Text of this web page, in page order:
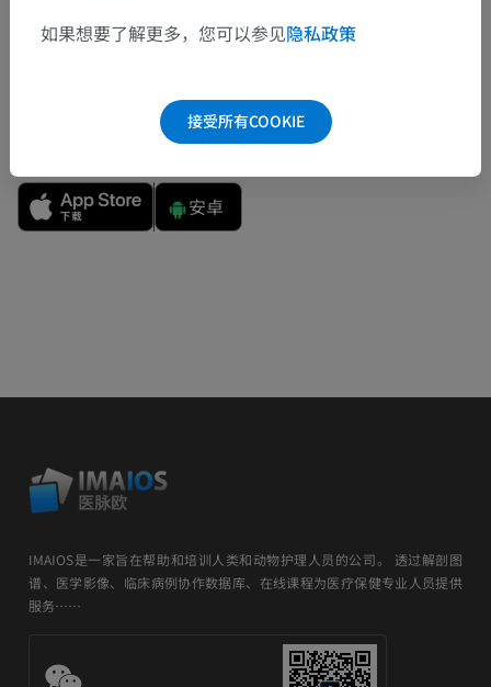
安卓
IMAIOS是一家旨在帮助和培训人类和动物护理人员的公司。 透过解剖图
谱、医学影像、临床病例协作数据库、在线课程为医疗保健专业人员提供
服务……
如果想要了解更多，您可以参见隐私政策
接受所有COOKIE